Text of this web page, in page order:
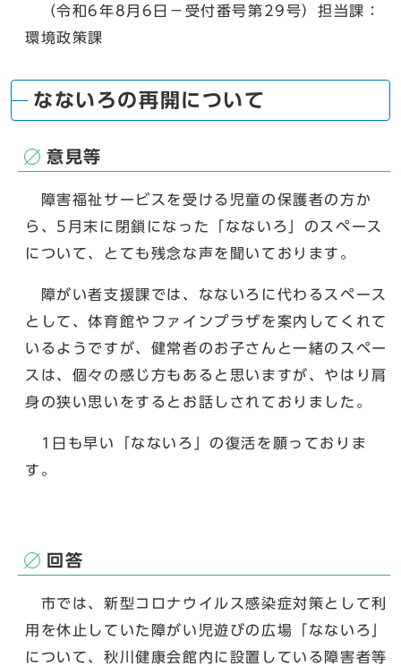
（令和6年8月6日－受付番号第29号）担当課：
環境政策課
なないろの再開について
意見等
障害福祉サービスを受ける児童の保護者の方か
ら、5月末に閉鎖になった「なないろ」のスペース
について、とても残念な声を聞いております。
障がい者支援課では、なないろに代わるスペース
として、体育館やファインプラザを案内してくれて
いるようですが、健常者のお子さんと一緒のスペー
スは、個々の感じ方もあると思いますが、やはり肩
身の狭い思いをするとお話しされておりました。
1日も早い「なないろ」の復活を願っておりま
す。
回答
市では、新型コロナウイルス感染症対策として利
用を休止していた障がい児遊びの広場「なないろ」
について、秋川健康会館内に設置している障害者等